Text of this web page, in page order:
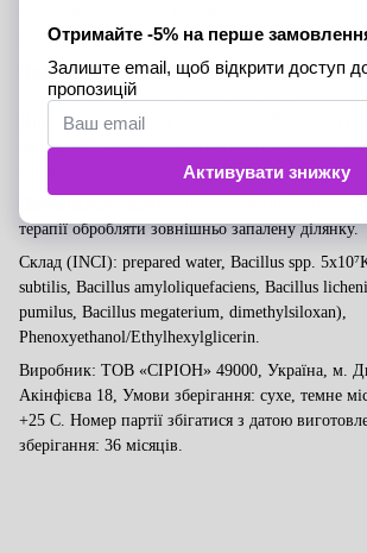
та ясна
При язвах на язику або при запаленнях ясен
порожнину тварини 1-2 рази на добу.
При ознаках алергії
засіб для локального зняття симптомів -
терапії обробляти зовнішньо запалену ділянку.
Склад (INCI): prepared water, Bacillus spp .
subtilis, Bacillus amyloliquefaciens, Bacillus
pumilus, Bacillus megaterium, dimethylsiloxan),
Phenoxyethanol/Ethylhexylglicerin.
Виробник: ТОВ «СІРІОН» 49000, Україна, м.
Акінфієва 18, Умови зберігання: сухе, темне
+25 C. Номер партії збігатися з датою
зберігання: 36 місяців.